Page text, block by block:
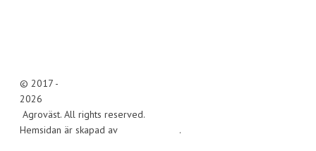
© 2017 -
2026
Agroväst. All rights reserved.
Hemsidan är skapad av
.